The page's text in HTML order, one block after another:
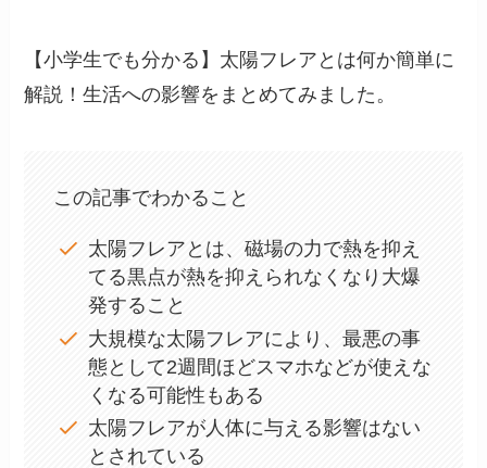
【小学生でも分かる】太陽フレアとは何か簡単に
解説！生活への影響をまとめてみました。
この記事でわかること
太陽フレアとは、磁場の力で熱を抑え
てる黒点が熱を抑えられなくなり大爆
発すること
大規模な太陽フレアにより、最悪の事
態として2週間ほどスマホなどが使えな
くなる可能性もある
太陽フレアが人体に与える影響はない
とされている